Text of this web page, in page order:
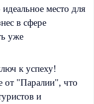
место для
в сфере
уже
к успеху!
от "Паралии", что
и